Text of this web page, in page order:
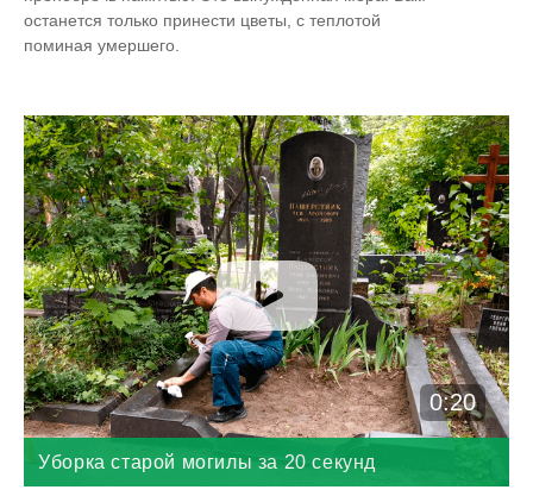
останется только принести цветы, с теплотой
поминая умершего.
0:20
Уборка старой могилы за 20 секунд